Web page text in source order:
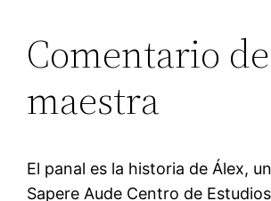
Comentario
maestra
El panal es la historia de Álex,
Sapere Aude Centro de